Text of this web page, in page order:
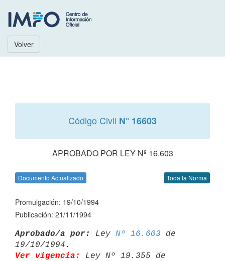
Volver
Código Civil N° 16603
APROBADO POR LEY Nº 16.603
Documento Actualizado Toda la Norma
Promulgación: 19/10/1994
Publicación: 21/11/1994
Aprobado/a por: Ley Nº 16.603 de
Ver vigencia:
Ley Nº 19.355 de